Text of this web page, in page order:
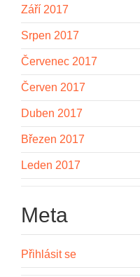
Září 2017
Srpen 2017
Červenec 2017
Červen 2017
Duben 2017
Březen 2017
Leden 2017
Meta
Přihlásit se